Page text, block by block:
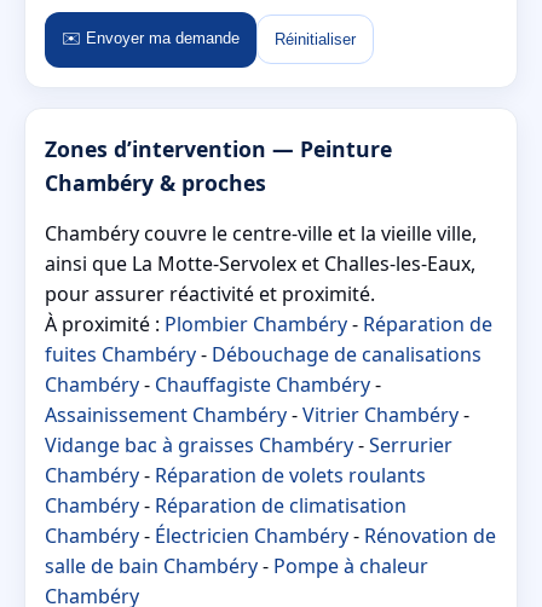
✉️ Envoyer ma demande Réinitialiser
Zones d’intervention — Peinture
Chambéry & proches
Chambéry couvre le centre-ville et la vieille ville,
ainsi que La Motte-Servolex et Challes-les-Eaux,
pour assurer réactivité et proximité.
À proximité : Plombier Chambéry- Réparation de
fuites Chambéry- Débouchage de canalisations
Chambéry- Chauffagiste Chambéry-
Assainissement Chambéry-Vitrier Chambéry-
Vidange bac à graisses Chambéry-Serrurier
Chambéry- Réparation de volets roulants
Chambéry- Réparation de climatisation
Chambéry- Électricien Chambéry- Rénovation de
salle de bain Chambéry- Pompe à chaleur
Chambéry